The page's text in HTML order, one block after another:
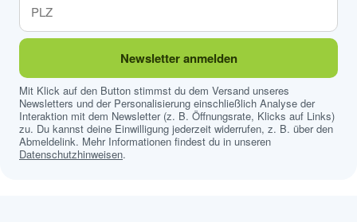
Newsletter anmelden
Mit Klick auf den Button stimmst du dem Versand unseres
Newsletters und der Personalisierung einschließlich Analyse der
Interaktion mit dem Newsletter (z. B. Öffnungsrate, Klicks auf Links)
zu. Du kannst deine Einwilligung jederzeit widerrufen, z. B. über den
Abmeldelink. Mehr Informationen findest du in unseren
Datenschutzhinweisen.